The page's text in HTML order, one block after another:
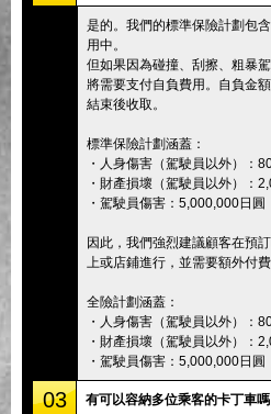
是的。我們的標準保險計劃包
用中。
但如果因為碰撞、刮擦、粗暴
將需要支付自負費用。自負金
結束後收取。
標準保險計劃涵蓋：
・人身傷害（駕駛員以外）：
・財產損壞（駕駛員以外）：
・駕駛員傷害：5,000,000日圓
因此，我們強烈建議顧客在預
上或店鋪進行，並需要額外付費
全險計劃涵蓋：
・人身傷害（駕駛員以外）：
・財產損壞（駕駛員以外）：
・駕駛員傷害：5,000,000日圓
03 有可以容納多位乘客的卡丁車嗎